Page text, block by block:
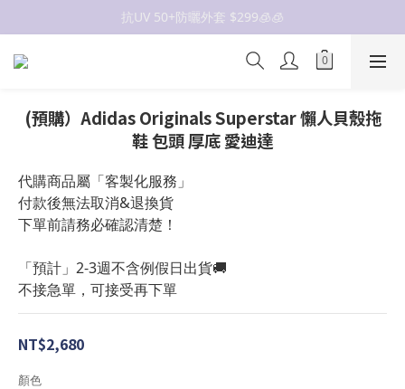
抗UV 50+防曬外套 $299🧊🧊
抗UV 50+防曬外套 $299🧊🧊
抗UV 50+防曬外套 $299🧊🧊
(預購）Adidas Originals Superstar 懶人貝殼拖
鞋 包頭 厚底 愛迪達
代購商品屬「客製化服務」
付款後無法取消&退換貨
下單前請務必確認清楚！
「預計」2-3週不含例假日出貨🚚
不接急單，可接受再下單
NT$2,680
顏色